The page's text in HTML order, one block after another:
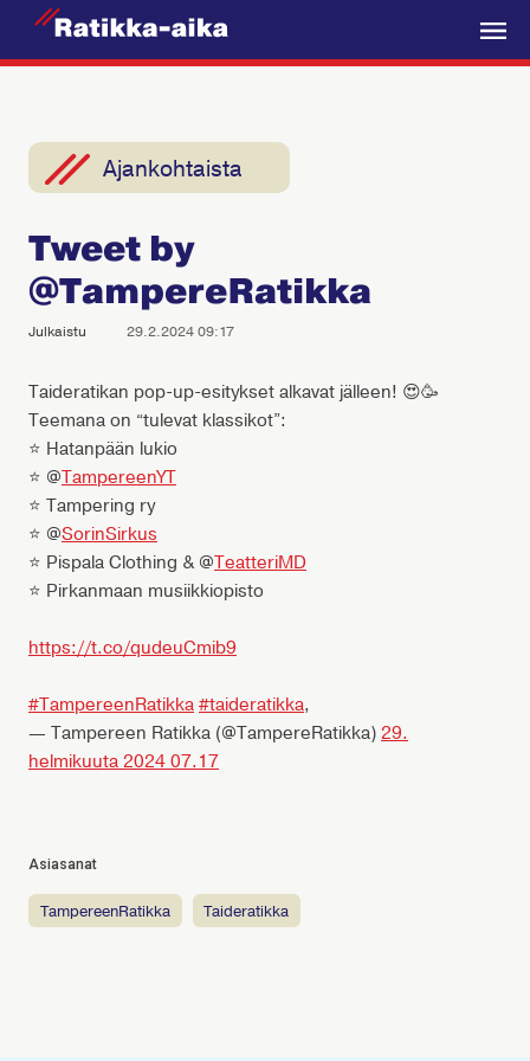
a
k
k
A
a
V
Ajankohtaista
Tweet by
@TampereRatikka
Julkaistu 29.2.2024 09:17
Taideratikan pop-up-esitykset alkavat jälleen! 😍🥳
Teemana on “tulevat klassikot”:
⭐ Hatanpään lukio
⭐ @TampereenYT
⭐ Tampering ry
⭐ @SorinSirkus
⭐ Pispala Clothing & @TeatteriMD
⭐ Pirkanmaan musiikkiopisto
https://t.co/qudeuCmib9
#TampereenRatikka #taideratikka,
— Tampereen Ratikka (@TampereRatikka) 29.
helmikuuta 2024 07.17
Asiasanat
TampereenRatikka taideratikka